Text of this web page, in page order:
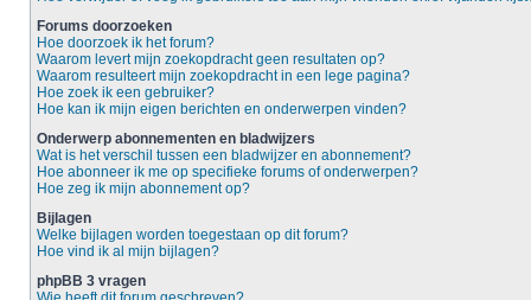
Forums doorzoeken
Hoe doorzoek ik het forum?
Waarom levert mijn zoekopdracht geen resultaten op?
Waarom resulteert mijn zoekopdracht in een lege pagina?
Hoe zoek ik een gebruiker?
Hoe kan ik mijn eigen berichten en onderwerpen vinden?
Onderwerp abonnementen en bladwijzers
Wat is het verschil tussen een bladwijzer en abonnement?
Hoe abonneer ik me op specifieke forums of onderwerpen?
Hoe zeg ik mijn abonnement op?
Bijlagen
Welke bijlagen worden toegestaan op dit forum?
Hoe vind ik al mijn bijlagen?
phpBB 3 vragen